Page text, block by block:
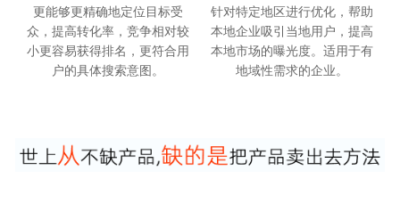
更能够更精确地定位目标受
众，提高转化率，竞争相对较
小更容易获得排名，更符合用
户的具体搜索意图。
针对特定地区进行优化，帮助
本地企业吸引当地用户，提高
本地市场的曝光度。适用于有
地域性需求的企业。